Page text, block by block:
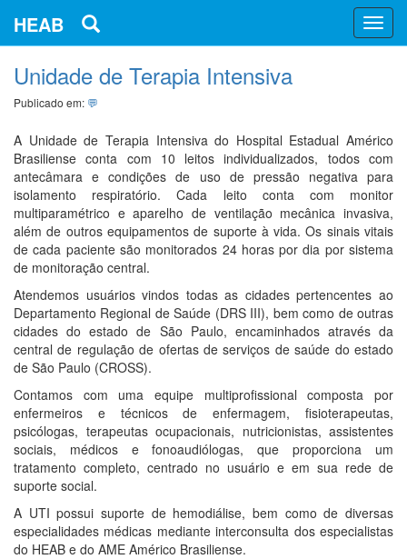
HEAB
Unidade de Terapia Intensiva
Publicado em: 💬
A Unidade de Terapia Intensiva do Hospital Estadual Américo
Brasiliense conta com 10 leitos individualizados, todos com
antecâmara e condições de uso de pressão negativa para
isolamento respiratório. Cada leito conta com monitor
multiparamétrico e aparelho de ventilação mecânica invasiva,
além de outros equipamentos de suporte à vida. Os sinais vitais
de cada paciente são monitorados 24 horas por dia por sistema
de monitoração central.
Atendemos usuários vindos todas as cidades pertencentes ao
Departamento Regional de Saúde (DRS III), bem como de outras
cidades do estado de São Paulo, encaminhados através da
central de regulação de ofertas de serviços de saúde do estado
de São Paulo (CROSS).
Contamos com uma equipe multiprofissional composta por
enfermeiros e técnicos de enfermagem, fisioterapeutas,
psicólogas, terapeutas ocupacionais, nutricionistas, assistentes
sociais, médicos e fonoaudiólogas, que proporciona um
tratamento completo, centrado no usuário e em sua rede de
suporte social.
A UTI possui suporte de hemodiálise, bem como de diversas
especialidades médicas mediante interconsulta dos especialistas
do HEAB e do AME Américo Brasiliense.